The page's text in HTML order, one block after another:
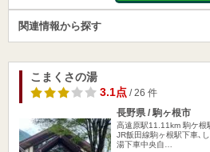
関連情報から探す
こまくさの湯
3.1点/ 26 件
長野県 / 駒ヶ根市
高遠原駅11.11km 駒ケ根
JR飯田線駒ヶ根駅下車､
湯下車中央自…